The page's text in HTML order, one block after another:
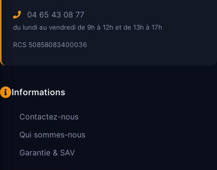
04 65 43 08 77
du lundi au vendredi de 9h à 12h et de 13h à 17h
RCS 50858083400036
Informations
Contactez-nous
Qui sommes-nous
Garantie & SAV